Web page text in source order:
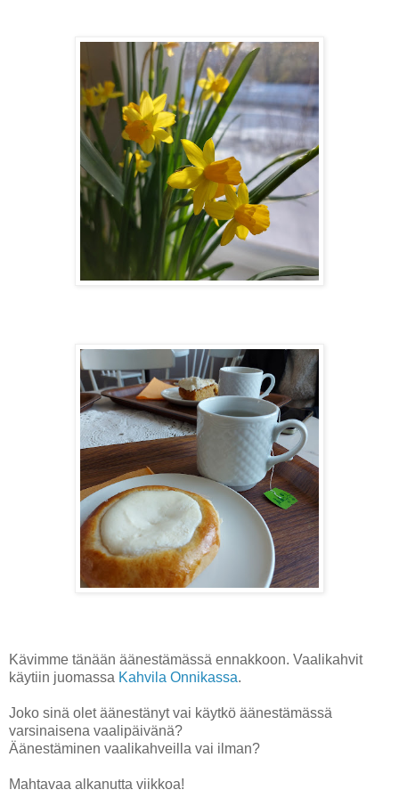
Kävimme tänään äänestämässä ennakkoon. Vaalikahvit
käytiin juomassa Kahvila Onnikassa.
Joko sinä olet äänestänyt vai käytkö äänestämässä
varsinaisena vaalipäivänä?
Äänestäminen vaalikahveilla vai ilman?
Mahtavaa alkanutta viikkoa!